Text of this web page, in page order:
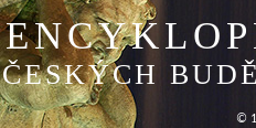
ČESKÝCH
©